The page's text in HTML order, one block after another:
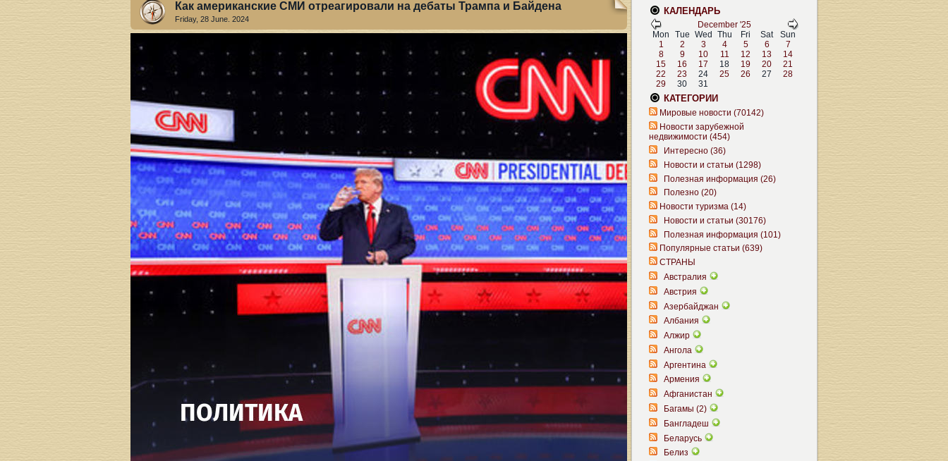
Как американские СМИ отреагировали на дебаты Трампа и Байдена
Friday, 28 June. 2024
КАЛЕНДАРЬ
December '25
Mon
Tue Wed Thu Fri Sat
Sun
1
2 3 4 5 6
7
8
9 10 11 12 13
14
15
16 17 18 19 20
21
22
23 24 25 26 27
28
29
30 31
КАТЕГОРИИ
Мировые новости (70142)
Новости зарубежной
недвижимости (454)
Интересно (36)
Новости и статьи (1298)
Полезная информация (26)
Полезно (20)
Новости туризма (14)
Новости и статьи (30176)
Полезная информация (101)
Популярные статьи (639)
СТРАНЫ
Австралия
Австрия
Азербайджан
Албания
Алжир
Ангола
Аргентина
Армения
Афганистан
Багамы (2)
Бангладеш
Беларусь
Белиз